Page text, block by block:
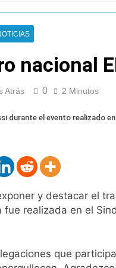
El temporal se
11 Horas Atrás
Renunció el
12 Horas Atrás
12 Horas Atrás
Masiva
13 Horas Atrás
La Diócesis de
13 Horas Atrás
La Línea 148
La Municipalidad
14 Horas Atrás
nacional
Atrás 0 2 Minutos
durante el evento realizado
y destacar el
fue realizada en el
que